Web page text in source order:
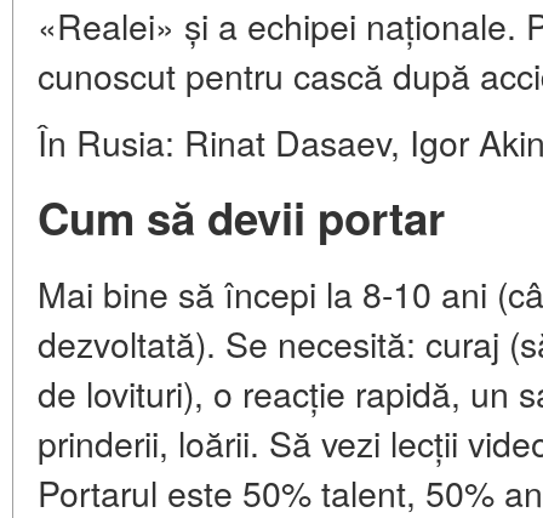
«Realei» și a echipei naționale.
cunoscut pentru cască după
În Rusia: Rinat Dasaev, Igor
Cum să devii portar
Mai bine să începi la 8-10 ani
dezvoltată). Se necesită: curaj
de lovituri), o reacție rapidă, un
prinderii, loării. Să vezi lecții
Portarul este 50% talent, 50%